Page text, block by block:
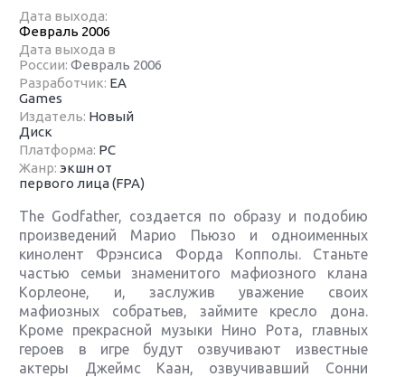
Дата выхода:
Февраль 2006
Дата выхода в
России:Февраль 2006
Разработчик: EA
Games
Издатель: Новый
Диск
Платформа: PC
Жанр:экшн от
первого лица (FPA)
The Godfather, создается по образу и подобию
произведений Марио Пьюзо и одноименных
кинолент Фрэнсиса Форда Копполы. Cтаньте
частью семьи знаменитого мафиозного клана
Корлеоне, и, заслужив уважение своих
мафиозных собратьев, займите кресло дона.
Кроме прекрасной музыки Нино Рота, главных
героев в игре будут озвучивают известные
актеры Джеймс Каан, озвучивавший Сонни